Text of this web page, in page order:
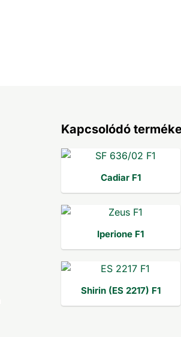
Kapcsolódó
Cadiar F1
Iperione F1
Shirin (ES 2217) F1